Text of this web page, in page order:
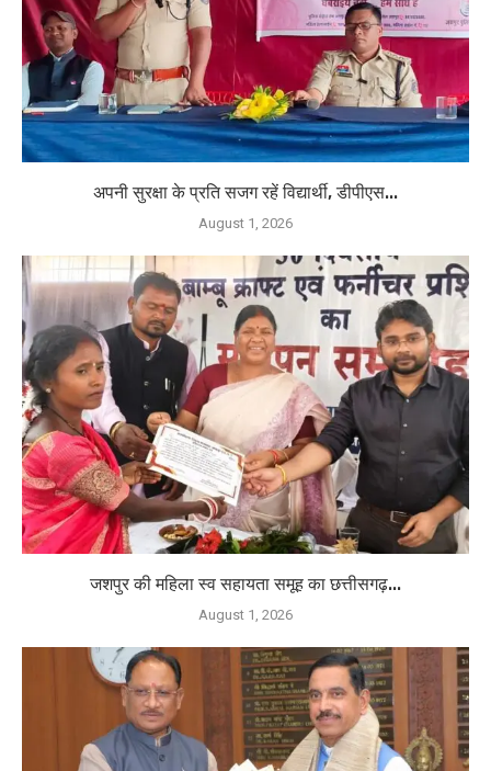
अपनी सुरक्षा के प्रति सजग रहें विद्यार्थी, डीपीएस...
August 1, 2026
जशपुर की महिला स्व सहायता समूह का छत्तीसगढ़...
August 1, 2026